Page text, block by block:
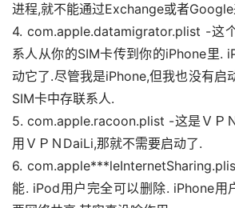
进程,就不能通过Exchange或者
4. com.apple.datamigrator.plist -这
系人从你的SIM卡传到你的iPhone里.
动它了.尽管我是iPhone,但我也没有启
SIM卡中存联系人.
5. com.apple.racoon.plist -这是ＶＰ
用ＶＰＮDaiLi,那就不需要启动了.
6.
能. iPod用户完全可以删除. iPhone用